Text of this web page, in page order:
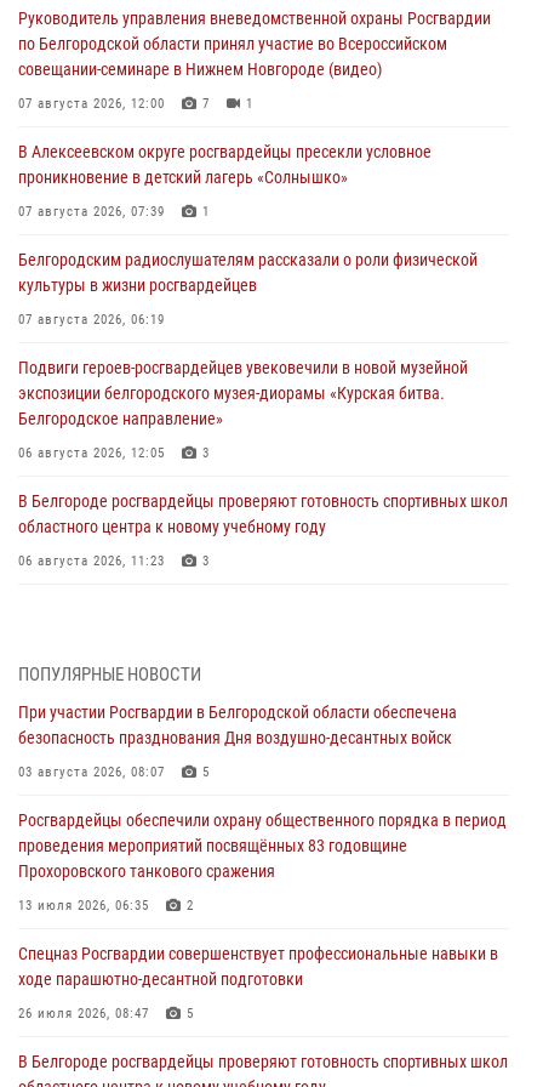
Руководитель управления вневедомственной охраны Росгвардии
по Белгородской области принял участие во Всероссийском
совещании-семинаре в Нижнем Новгороде (видео)
07 августа 2026, 12:00 7 1
В Алексеевском округе росгвардейцы пресекли условное
проникновение в детский лагерь «Солнышко»
07 августа 2026, 07:39 1
Белгородским радиослушателям рассказали о роли физической
культуры в жизни росгвардейцев
07 августа 2026, 06:19
Подвиги героев‑росгвардейцев увековечили в новой музейной
экспозиции белгородского музея‑диорамы «Курская битва.
Белгородское направление»
06 августа 2026, 12:05 3
В Белгороде росгвардейцы проверяют готовность спортивных школ
областного центра к новому учебному году
06 августа 2026, 11:23 3
Офицеры Росгвардии и ветераны войск правопорядка почтили
память генерала армии Ивана Кирилловича Яковлева
Росгвардейцы приняли участие в акции «Волна памяти»,
посвящённой 83‑й годовщине освобождения Белгорода от немецко
‑фашистских захватчиков
Росгвардия призывает белгородских владельцев оружия не
затягивать с перерегистрацией
ПОПУЛЯРНЫЕ НОВОСТИ
При участии Росгвардии в Белгородской области обеспечена
безопасность празднования Дня воздушно-десантных войск
03 августа 2026, 08:07 5
Росгвардейцы обеспечили охрану общественного порядка в период
проведения мероприятий посвящённых 83 годовщине
Прохоровского танкового сражения
13 июля 2026, 06:35 2
Спецназ Росгвардии совершенствует профессиональные навыки в
ходе парашютно-десантной подготовки
26 июля 2026, 08:47 5
В Белгороде росгвардейцы проверяют готовность спортивных школ